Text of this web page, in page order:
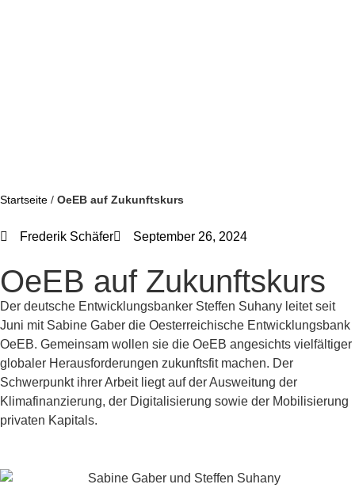
Startseite / OeEB auf Zukunftskurs
Frederik Schäfer September 26, 2024
OeEB auf Zukunftskurs
Der deutsche Entwicklungsbanker Steffen Suhany leitet seit
Juni mit Sabine Gaber die Oesterreichische Entwicklungsbank
OeEB. Gemeinsam wollen sie die OeEB angesichts vielfältiger
globaler Herausforderungen zukunftsfit machen. Der
Schwerpunkt ihrer Arbeit liegt auf der Ausweitung der
Klimafinanzierung, der Digitalisierung sowie der Mobilisierung
privaten Kapitals.